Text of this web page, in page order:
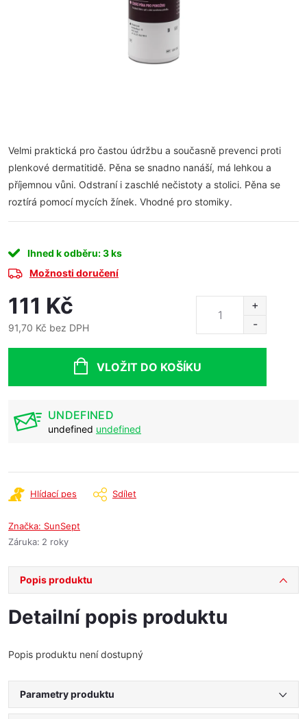
Velmi praktická pro častou údržbu a současně prevenci proti
plenkové dermatitidě. Pěna se snadno nanáší, má lehkou a
příjemnou vůni. Odstraní i zaschlé nečistoty a stolici. Pěna se
roztírá pomocí mycích žínek. Vhodné pro stomiky.
Ihned k odběru: 3 ks
Možnosti doručení
111 Kč
91,70 Kč bez DPH
VLOŽIT DO KOŠÍKU
UNDEFINED
undefined undefined
Hlídací pes Sdílet
Značka: SunSept
Záruka: 2 roky
Popis produktu
Detailní popis produktu
Popis produktu není dostupný
Parametry produktu